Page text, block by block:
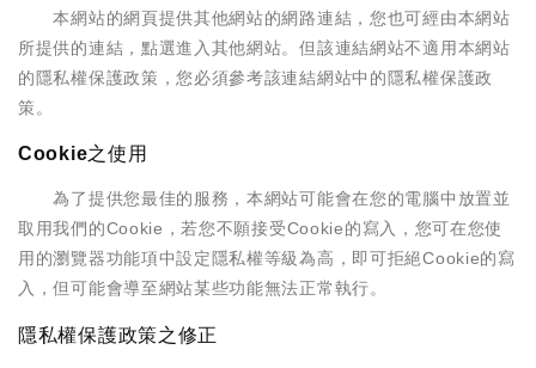
本網站的網頁提供其他網站的網路連結，您也可經由本網站
所提供的連結，點選進入其他網站。但該連結網站不適用本網站
的隱私權保護政策，您必須參考該連結網站中的隱私權保護政
策。
Cookie之使用
為了提供您最佳的服務，本網站可能會在您的電腦中放置並
取用我們的Cookie，若您不願接受Cookie的寫入，您可在您使
用的瀏覽器功能項中設定隱私權等級為高，即可拒絕Cookie的寫
入，但可能會導至網站某些功能無法正常執行。
隱私權保護政策之修正